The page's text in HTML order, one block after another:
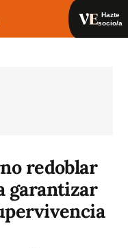
Hazte
socio/a
redoblar
garantizar